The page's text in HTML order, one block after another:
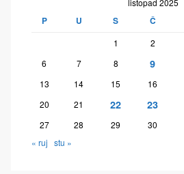
listopad 2025
P U S Č
1 2
6
7 8 9
13
14 15 16
20
21 22 23
27
28 29 30
« ruj stu »